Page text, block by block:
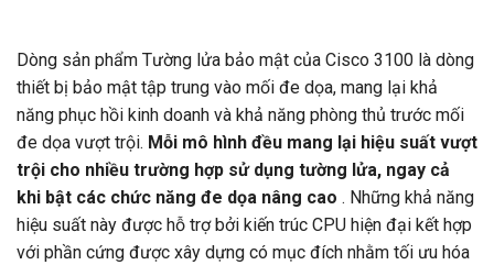
Dòng sản phẩm Tường lửa bảo mật của Cisco 3100 là dòng
thiết bị bảo mật tập trung vào mối đe dọa, mang lại khả
năng phục hồi kinh doanh và khả năng phòng thủ trước mối
đe dọa vượt trội. Mỗi mô hình đều mang lại hiệu suất vượt
trội cho nhiều trường hợp sử dụng tường lửa, ngay cả
khi bật các chức năng đe dọa nâng cao . Những khả năng
hiệu suất này được hỗ trợ bởi kiến ​​trúc CPU hiện đại kết hợp
với phần cứng được xây dựng có mục đích nhằm tối ưu hóa